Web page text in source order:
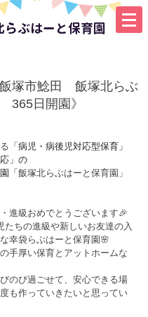
らぶはーと保育園
塚市鯰田 飯塚北らぶ
365日開園》
「病児・病後児対応型保育」
」の
「 飯塚北らぶはーと保育園」
進級おめでとうございます🎉
たちの進級や新しいお友達の入
幸袋らぶはーと保育園🌸
手厚い保育とアットホームな
のび過ごせて、安心できる場
も作っていきたいと思ってい